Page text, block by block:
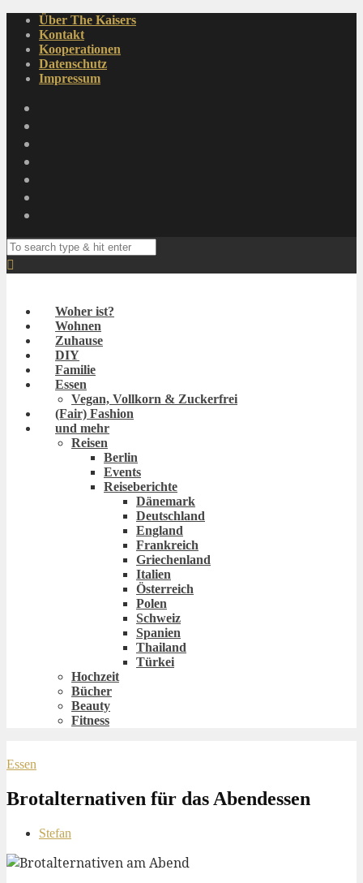
Über The Kaisers
Kontakt
Kooperationen
Datenschutz
Impressum
Woher ist?
Wohnen
Zuhause
DIY
Familie
Essen
Vegan, Vollkorn & Zuckerfrei
(Fair) Fashion
und mehr
Reisen
Berlin
Events
Reiseberichte
Dänemark
Deutschland
England
Frankreich
Griechenland
Italien
Österreich
Polen
Schweiz
Spanien
Thailand
Türkei
Hochzeit
Bücher
Beauty
Fitness
Essen
Brotalternativen für das Abendessen
Stefan